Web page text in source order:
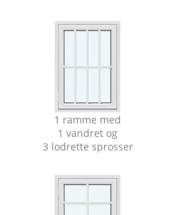
1 ramme med
1 vandret og
3 lodrette sprosser